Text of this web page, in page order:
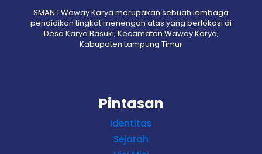
SMAN 1 Waway Karya merupakan sebuah lembaga
pendidikan tingkat menengah atas yang berlokasi di
Desa Karya Basuki, Kecamatan Waway Karya,
Kabupaten Lampung Timur
Pintasan
Identitas
Sejarah